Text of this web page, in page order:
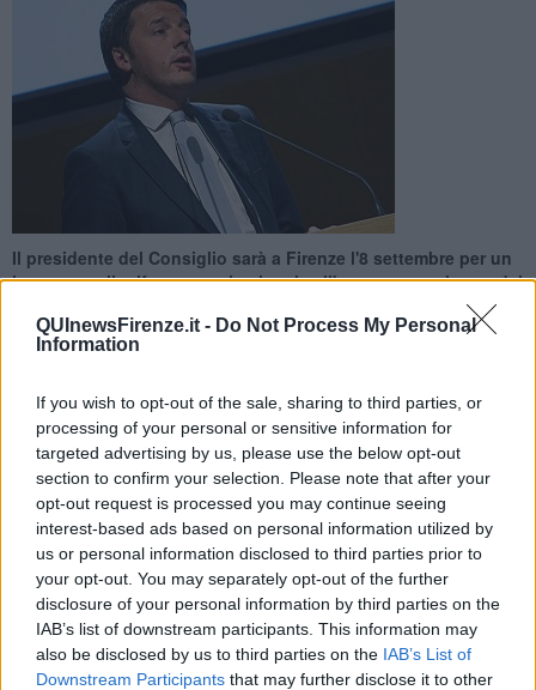
QUInewsFirenze.it - Do Not Process My Personal
Information
If you wish to opt-out of the sale, sharing to third parties, or
processing of your personal or sensitive information for
targeted advertising by us, please use the below opt-out
section to confirm your selection. Please note that after your
opt-out request is processed you may continue seeing
interest-based ads based on personal information utilized by
us or personal information disclosed to third parties prior to
your opt-out. You may separately opt-out of the further
disclosure of your personal information by third parties on the
IAB’s list of downstream participants. This information may
also be disclosed by us to third parties on the IAB’s List of
Downstream Participants that may further disclose it to other
Il presidente del Consiglio sarà a Firenze l'8 settembre per un
incontro sulla riforma costituzionale all'evento organizzato dal
FIRENZE —Che Renzi sarebbe stato presente alla festa dell'Unità
di Firenze era stato reso noto fin dalla presentazione della
manifestazione. Ancora, però, non si conosceva la data. Ora si sa:
il premier arriverà l'8 settembre .
Una serata che si annuncia particolarmente calda sul fronte del
dibattito sullariforma costituzionalee sul referendum attraverso il
quale i cittadini saranno chiamati ad esprimersi sui contenuti della
riforma che ha come primo obiettivo il superamento del
bicameralismo perfetto tra Camera dei Deputati e Senato.